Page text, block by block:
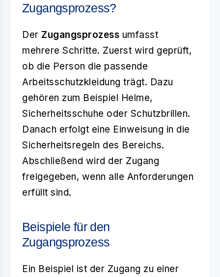
Zugangsprozess?
Der Zugangsprozess umfasst
mehrere Schritte. Zuerst wird geprüft,
ob die Person die passende
Arbeitsschutzkleidung trägt. Dazu
gehören zum Beispiel Helme,
Sicherheitsschuhe oder Schutzbrillen.
Danach erfolgt eine Einweisung in die
Sicherheitsregeln des Bereichs.
Abschließend wird der Zugang
freigegeben, wenn alle Anforderungen
erfüllt sind.
Beispiele für den
Zugangsprozess
Ein Beispiel ist der Zugang zu einer